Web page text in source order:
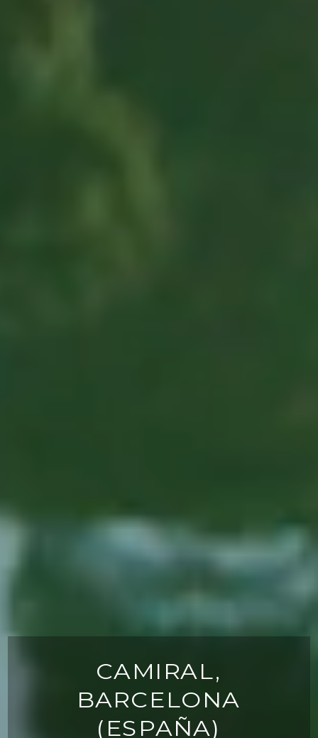
CAMIRAL,
BARCELONA
(ESPAÑA)